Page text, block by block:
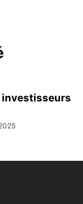
investisseurs